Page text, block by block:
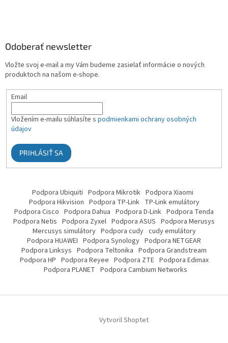
Odoberať newsletter
Vložte svoj e-mail a my Vám budeme zasielať informácie o nových
produktoch na našom e-shope.
Email
Vložením e-mailu súhlasíte s podmienkami ochrany osobných
údajov
PRIHLÁSIŤ SA
Podpora Ubiquiti Podpora Mikrotik Podpora Xiaomi
Podpora Hikvision Podpora TP-Link TP-Link emulátory
Podpora Cisco Podpora Dahua Podpora D-Link Podpora Tenda
Podpora Netis Podpora Zyxel Podpora ASUS Podpora Merusys
Mercusys simulátory Podpora cudy cudy emulátory
Podpora HUAWEI Podpora Synology Podpora NETGEAR
Podpora Linksys Podpora Teltonika Podpora Grandstream
Podpora HP Podpora Reyee Podpora ZTE Podpora Edimax
Podpora PLANET Podpora Cambium Networks
Vytvoril Shoptet